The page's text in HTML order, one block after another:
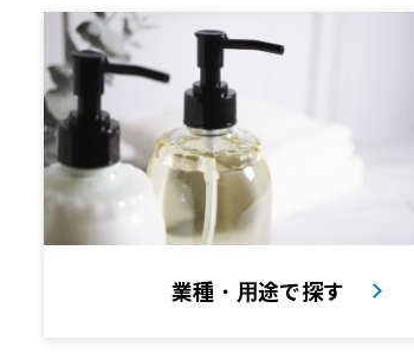
業種・用途で探す